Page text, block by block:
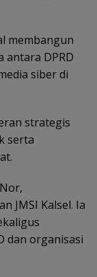
membangun
antara DPRD
siber di
strategis
serta
JMSI Kalsel. Ia
dan organisasi